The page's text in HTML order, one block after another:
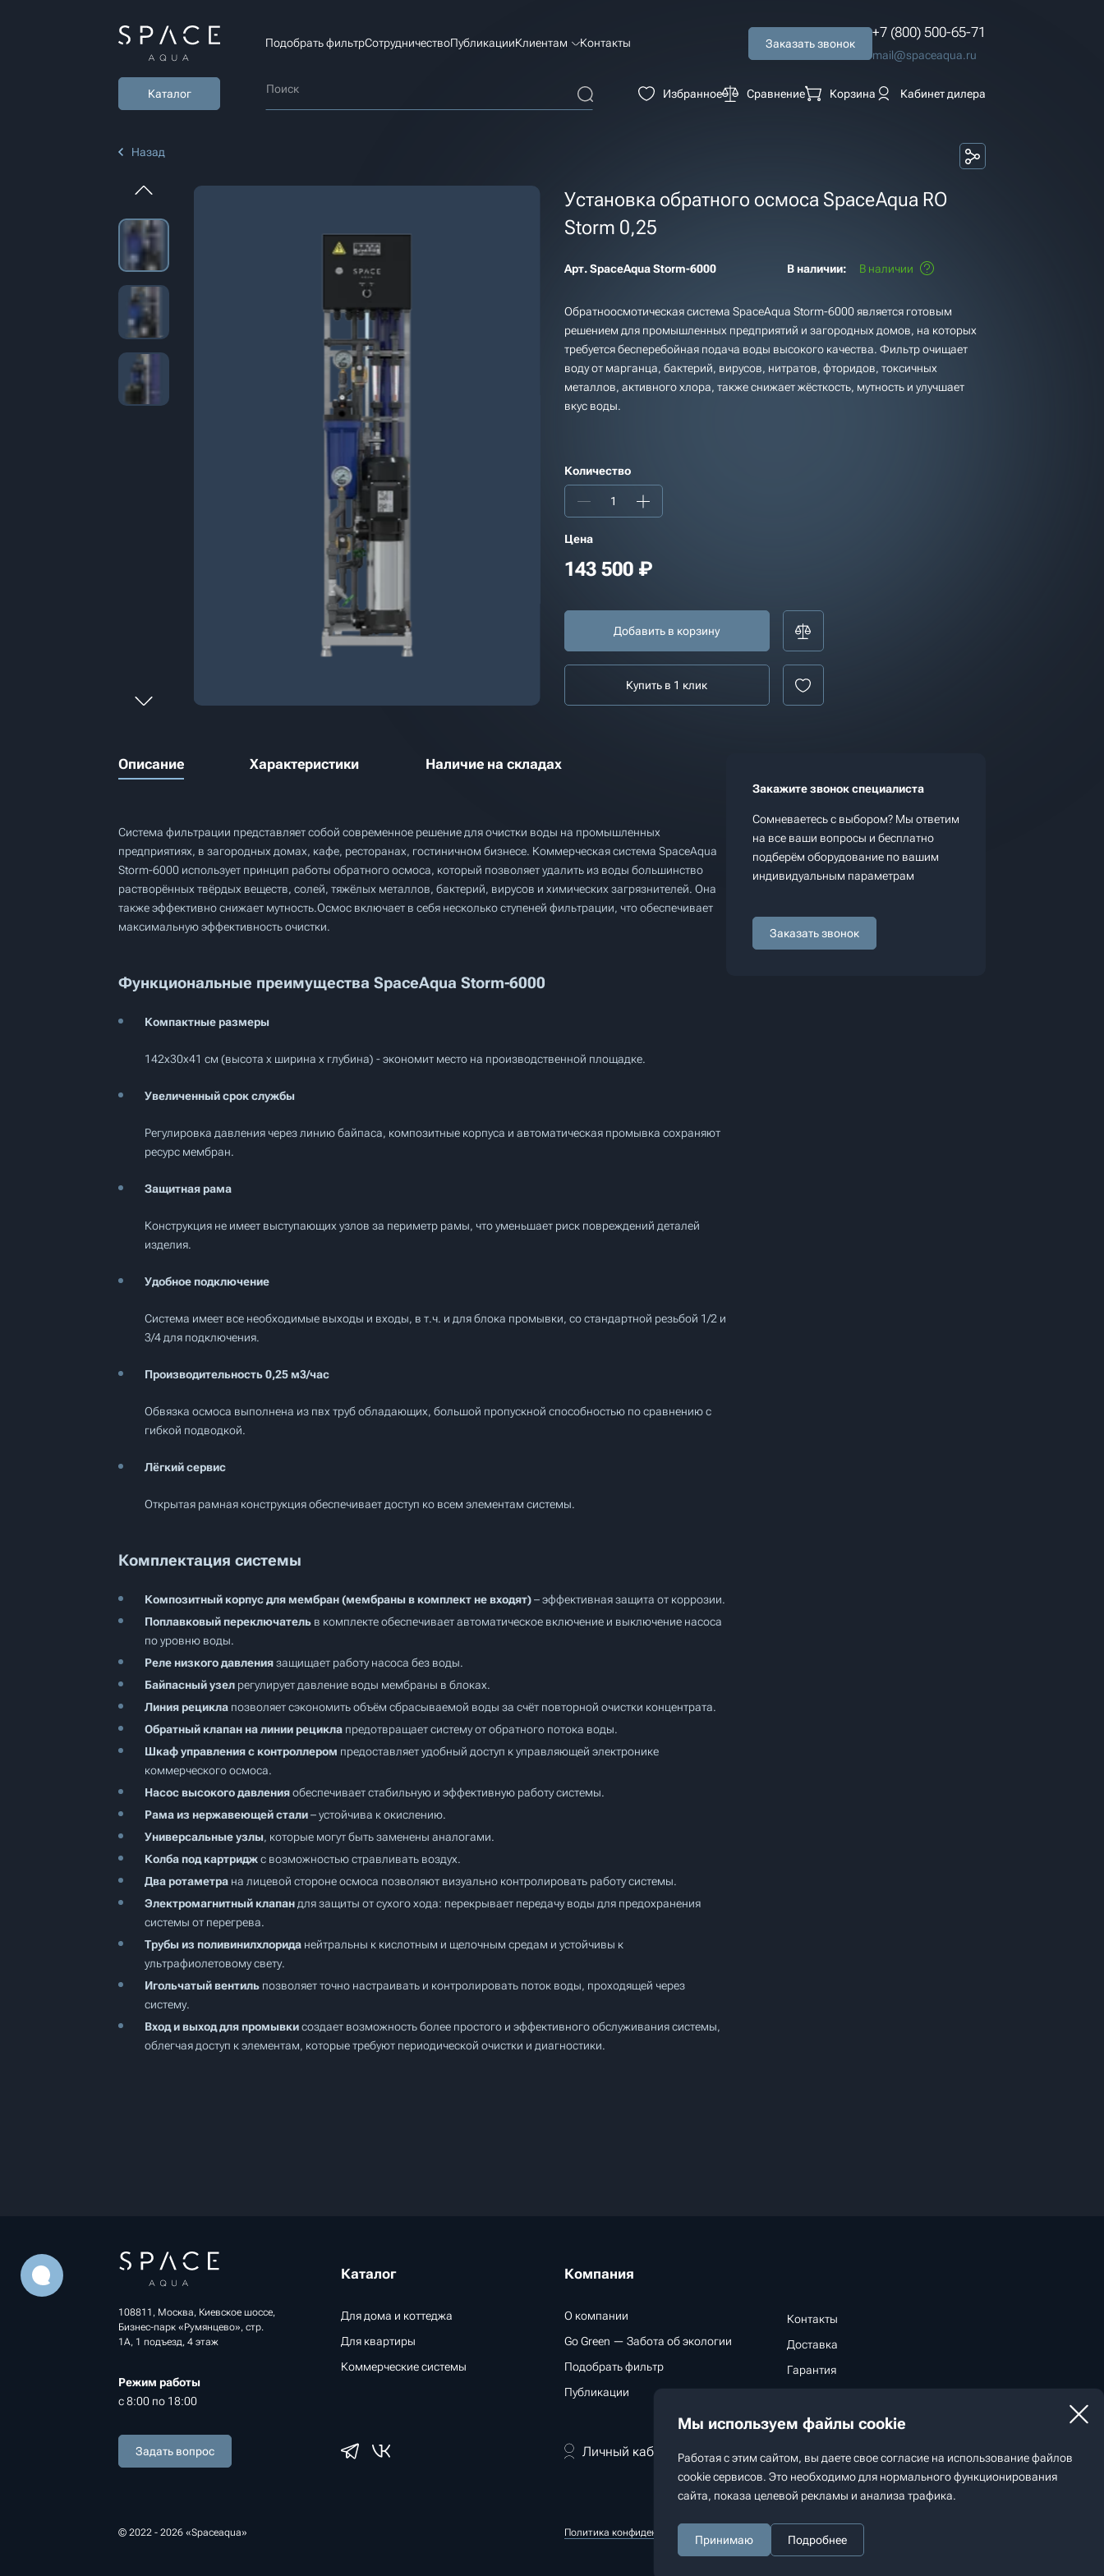
Подобрать фильтрСотрудничествоПубликацииКлиентам Контакты Заказать звонок
+7 (800) 500-65-71
mail@spaceaqua.ru
Каталог Избранное Сравнение Корзина Кабинет дилера
Назад
Установка обратного осмоса SpaceAqua RO
Storm 0,25
Арт.SpaceAqua Storm-6000 В наличии: В наличии
Обратноосмотическая система SpaceAqua Storm-6000 является готовым
решением для промышленных предприятий и загородных домов, на которых
требуется бесперебойная подача воды высокого качества. Фильтр очищает
воду от марганца, бактерий, вирусов, нитратов, фторидов, токсичных
металлов, активного хлора, также снижает жёсткость, мутность и улучшает
вкус воды.
Количество
Цена
143 500 ₽
Добавить в корзину
Купить в 1 клик
Описание Характеристики Наличие на складах
Система фильтрации представляет собой современное решение для очистки воды на промышленных
предприятиях, в загородных домах, кафе, ресторанах, гостиничном бизнесе. Коммерческая система SpaceAqua
Storm-6000 использует принцип работы обратного осмоса, который позволяет удалить из воды большинство
растворённых твёрдых веществ, солей, тяжёлых металлов, бактерий, вирусов и химических загрязнителей. Она
также эффективно снижает мутность.Осмос включает в себя несколько ступеней фильтрации, что обеспечивает
максимальную эффективность очистки.
Функциональные преимущества SpaceAqua Storm-6000
Компактные размеры
142х30х41 см (высота х ширина х глубина) - экономит место на производственной площадке.
Увеличенный срок службы
Регулировка давления через линию байпаса, композитные корпуса и автоматическая промывка сохраняют
ресурс мембран.
Защитная рама
Конструкция не имеет выступающих узлов за периметр рамы, что уменьшает риск повреждений деталей
изделия.
Удобное подключение
Система имеет все необходимые выходы и входы, в т.ч. и для блока промывки, со стандартной резьбой 1/2 и
3/4 для подключения.
Производительность 0,25 м3/час
Обвязка осмоса выполнена из пвх труб обладающих, большой пропускной способностью по сравнению с
гибкой подводкой.
Лёгкий сервис
Открытая рамная конструкция обеспечивает доступ ко всем элементам системы.
Комплектация системы
Композитный корпус для мембран (мембраны в комплект не входят)– эффективная защита от коррозии.
Поплавковый переключатель в комплекте обеспечивает автоматическое включение и выключение насоса
по уровню воды.
Реле низкого давлениязащищает работу насоса без воды.
Байпасный узел регулирует давление воды мембраны в блоках.
Линия рецикла позволяет сэкономить объём сбрасываемой воды за счёт повторной очистки концентрата.
Обратный клапан на линии рецикла предотвращает систему от обратного потока воды.
Шкаф управления с контроллером предоставляет удобный доступ к управляющей электронике
коммерческого осмоса.
Насос высокого давленияобеспечивает стабильную и эффективную работу системы.
Рама из нержавеющей стали– устойчива к окислению.
Универсальные узлы, которые могут быть заменены аналогами.
Колба под картриджс возможностью стравливать воздух.
Два ротаметра на лицевой стороне осмоса позволяют визуально контролировать работу системы.
Электромагнитный клапан для защиты от сухого хода: перекрывает передачу воды для предохранения
системы от перегрева.
Трубы из поливинилхлорида нейтральны к кислотным и щелочным средам и устойчивы к
ультрафиолетовому свету.
Игольчатый вентиль позволяет точно настраивать и контролировать поток воды, проходящей через
систему.
Вход и выход для промывкисоздает возможность более простого и эффективного обслуживания системы,
облегчая доступ к элементам, которые требуют периодической очистки и диагностики.
Закажите звонок специалиста
Сомневаетесь с выбором? Мы ответим
на все ваши вопросы и бесплатно
подберём оборудование по вашим
индивидуальным параметрам
Заказать звонок
108811, Москва, Киевское шоссе,
Бизнес-парк «Румянцево», стр.
1А, 1 подъезд, 4 этаж
Режим работы
с 8:00 по 18:00
Каталог
Для дома и коттеджа
Для квартиры
Коммерческие системы
Компания
О компании
Go Green — Забота об экологии
Подобрать фильтр
Публикации
Контакты
Доставка
Гарантия
Задать вопрос Личный кабинет дилера
© 2022 - 2026 «Spaceaqua» Политика конфиденциальности
Разработка сайта —
студия
Мы используем файлы cookie
Работая с этим сайтом, вы даете свое согласие на использование файлов
cookie сервисов. Это необходимо для нормального функционирования
сайта, показа целевой рекламы и анализа трафика.
Принимаю Подробнее